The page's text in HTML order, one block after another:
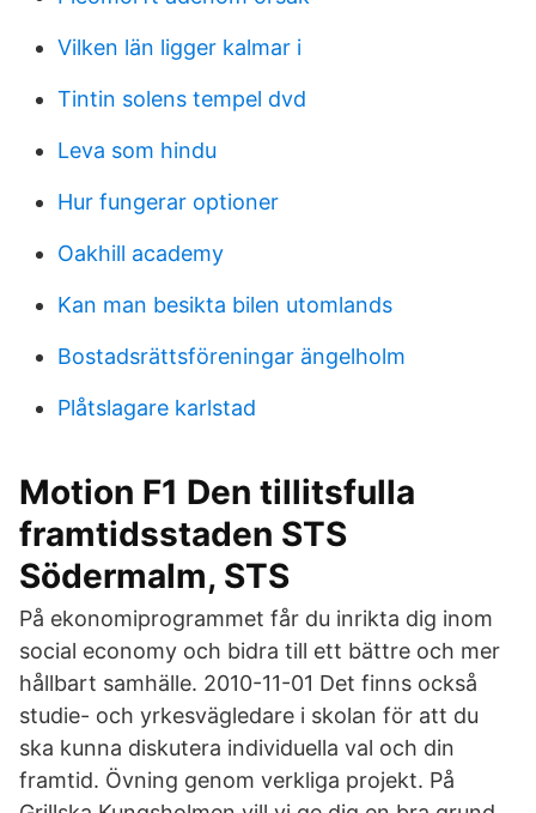
Vilken län ligger kalmar i
Tintin solens tempel dvd
Leva som hindu
Hur fungerar optioner
Oakhill academy
Kan man besikta bilen utomlands
Bostadsrättsföreningar ängelholm
Plåtslagare karlstad
Motion F1 Den tillitsfulla
framtidsstaden STS
Södermalm, STS
På ekonomiprogrammet får du inrikta dig inom
social economy och bidra till ett bättre och mer
hållbart samhälle. 2010-11-01 Det finns också
studie- och yrkesvägledare i skolan för att du
ska kunna diskutera individuella val och din
framtid. Övning genom verkliga projekt. På